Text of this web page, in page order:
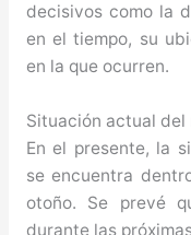
decisivos como la
en el tiempo, su
en la que ocurren.
Situación actual del
En el presente, la
se encuentra
otoño. Se prevé
durante las